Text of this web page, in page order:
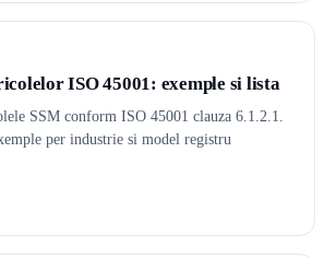
ISO 45001: exemple si lista
SSM conform ISO 45001 clauza 6.1.2.1.
per industrie si model registru